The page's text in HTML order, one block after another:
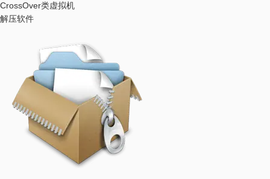
CrossOver类虚拟机
解压软件